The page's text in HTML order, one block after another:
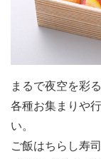
まるで夜空を彩
各種お集まりや
い。
ご飯はちらし寿司